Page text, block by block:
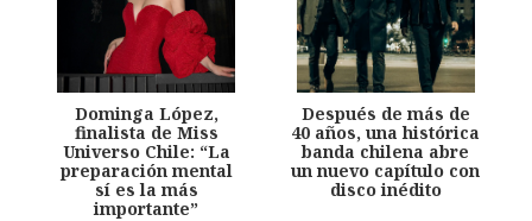
Dominga López,
finalista de Miss
Universo Chile: “La
preparación mental
sí es la más
importante”
Después de más de
40 años, una histórica
banda chilena abre
un nuevo capítulo con
disco inédito